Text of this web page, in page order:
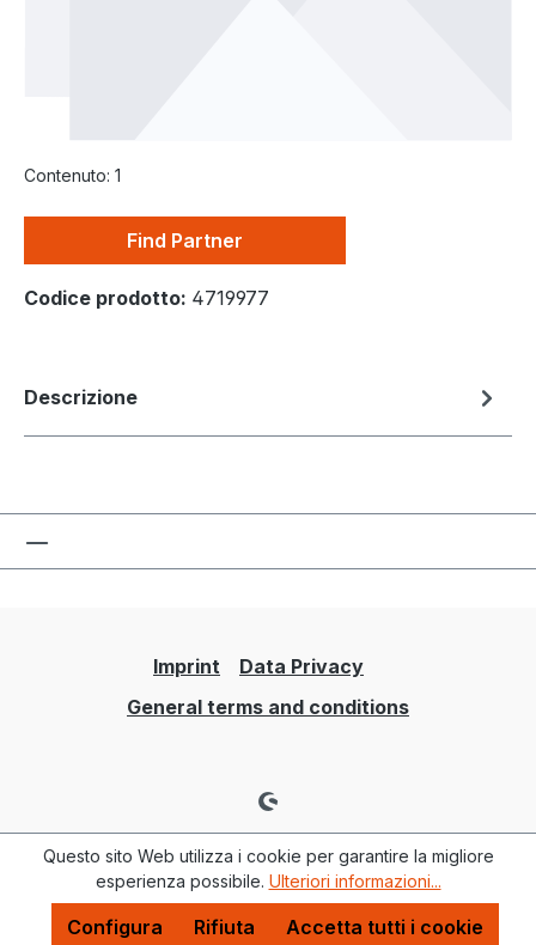
Contenuto: 1
Find Partner
Codice prodotto: 4719977
Descrizione
Imprint
Data Privacy
General terms and conditions
Questo sito Web utilizza i cookie per garantire la migliore
esperienza possibile. Ulteriori informazioni...
Rifiuta
Configura Accetta tutti i cookie